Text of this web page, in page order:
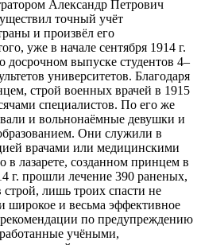
Александр Петрович
точный учёт
и произвёл его
уже в начале сентября 1914 г.
досрочном выпуске студентов 4–
университетов. Благодаря
строй военных врачей в 1915
специалистов. По его же
и вольнонаёмные девушки и
Они служили в
врачами или медицинскими
в лазарете, созданном принцем в
г. прошли лечение 390 раненых,
строй, лишь троих спасти не
широкое и весьма эффективное
по предупреждению
учёными,